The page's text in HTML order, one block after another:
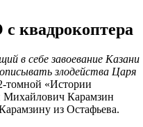
квадрокоптера
в себе завоевание Казани
злодейства Царя
томной «Истории
Михайлович Карамзин
из Остафьева.